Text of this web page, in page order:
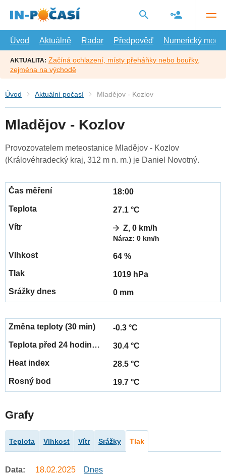
hlavní
Úvod
Aktuálně Radar Předpověď Numerický model
AKTUALITA: Začíná ochlazení, místy přeháňky nebo bouřky,
zejména na východě
Úvod Aktuální počasí Mladějov - Kozlov
Mladějov - Kozlov
Provozovatelem meteostanice Mladějov - Kozlov
(Královéhradecký kraj, 312 m n. m.) je Daniel Novotný.
18:00
27.1 °C
Z, 0 km/h
Náraz: 0 km/h
64 %
1019 hPa
0 mm
-0.3 °C
30.4 °C
28.5 °C
19.7 °C
Grafy
Teplota Vlhkost Vítr Srážky Tlak
Data: 18.02.2025 Dnes